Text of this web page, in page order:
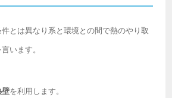
とは異なり系と環境との間で熱のやり取
います。
壁を利用します。